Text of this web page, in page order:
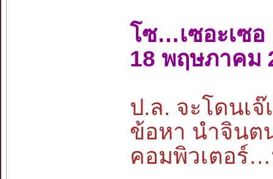
โซ…เซอะเซอ
18 พฤษภาคม
ป.ล. จะโดนเ
ข้อหา นำจินต
คอมพิวเตอร์